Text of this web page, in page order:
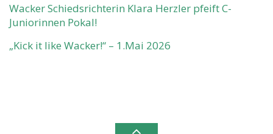
Wacker Schiedsrichterin Klara Herzler pfeift C-
Juniorinnen Pokal!
„Kick it like Wacker!“ – 1.Mai 2026